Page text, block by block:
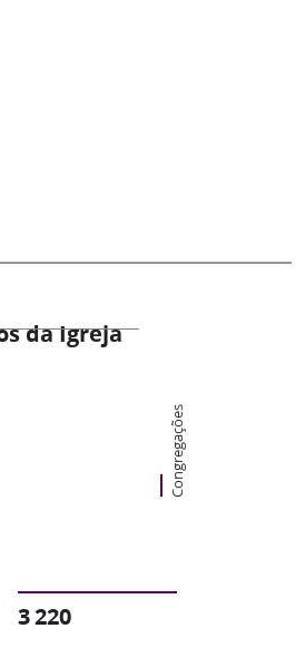
da Igreja
Congregações
3 220